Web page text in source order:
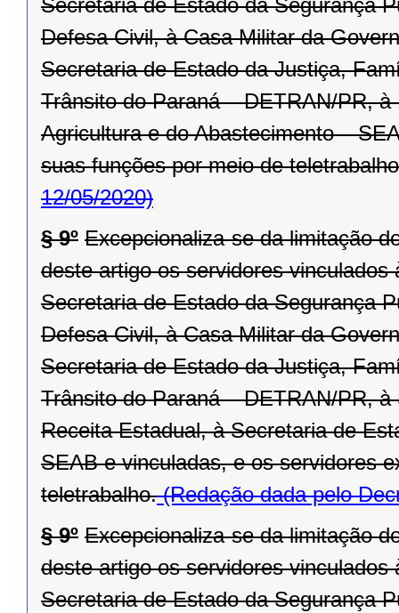
Secretaria de Estado da Segurança
Defesa Civil, à Casa Militar da
Secretaria de Estado da Justiça,
Trânsito do Paraná – DETRAN/PR,
Agricultura e do Abastecimento –
suas funções por meio de
12/05/2020)
§ 9º Excepcionaliza-se da limitação
deste artigo os servidores
Secretaria de Estado da Segurança
Defesa Civil, à Casa Militar da
Secretaria de Estado da Justiça,
Trânsito do Paraná – DETRAN/PR,
Receita Estadual, à Secretaria de
SEAB e vinculadas, e os servidores
teletrabalho.(Redação dada pelo
§ 9º Excepcionaliza-se da limitação
deste artigo os servidores
Secretaria de Estado da Segurança